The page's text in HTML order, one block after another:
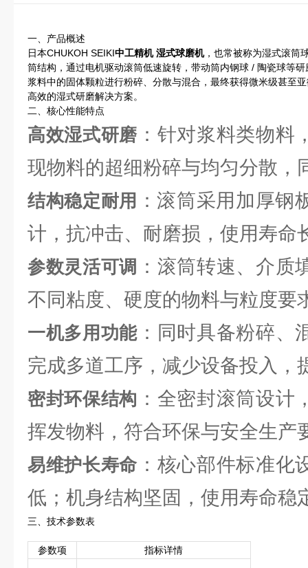
一、产品概述
日本CHUKOH SEIKI中工精机 湿式球磨机，也常被称为湿式滚筒
筒结构，通过电机驱动滚筒低速旋转，带动筒内钢球 / 陶瓷球等
浆料中的固体颗粒进行粉碎、分散与混合，最终获得微米级甚至
高效的湿式研磨解决方案。
二、核心性能特点
高效湿式研磨 ：针对浆料类物
现物料的超细粉碎与均匀分散，
结构稳定耐用 ：滚筒采用加厚
计，抗冲击、耐磨损，使用寿命
参数灵活可调 ：滚筒转速、介
不同粘度、硬度的物料与粒度要
一机多用功能 ：同时具备粉碎
完成多道工序，减少设备投入，
密封环保结构 ：全密封滚筒设
挥发物料，符合环保与安全生产
易维护长寿命 ：核心部件标准
低；机身结构坚固，使用寿命稳
三、技术参数表
参数项 指标详情